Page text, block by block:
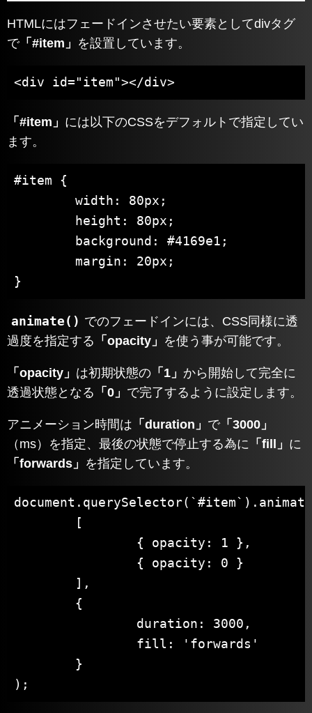
HTMLにはフェードインさせたい要素としてdivタグ
で「#item」 を設置しています。
<div id="item"></div>
「#item」 には以下のCSSをデフォルトで指定してい
ます。
#item {
}
animate() でのフェードインには、CSS同様に透
過度を指定する 「opacity」 を使う事が可能です。
「opacity」 は初期状態の 「1」 から開始して完全に
透過状態となる 「0」 で完了するように設定します。
アニメーション時間は 「duration」 で「3000」
（ms）を指定、最後の状態で停止する為に 「fill」 に
「forwards」 を指定しています。
);